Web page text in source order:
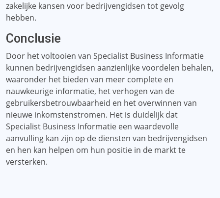
zakelijke kansen voor bedrijvengidsen tot gevolg
hebben.
Conclusie
Door het voltooien van Specialist Business Informatie
kunnen bedrijvengidsen aanzienlijke voordelen behalen,
waaronder het bieden van meer complete en
nauwkeurige informatie, het verhogen van de
gebruikersbetrouwbaarheid en het overwinnen van
nieuwe inkomstenstromen. Het is duidelijk dat
Specialist Business Informatie een waardevolle
aanvulling kan zijn op de diensten van bedrijvengidsen
en hen kan helpen om hun positie in de markt te
versterken.